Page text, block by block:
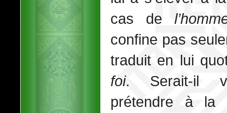
cas de
confine pas
traduit en lui
foi. Serait-il
prétendre à